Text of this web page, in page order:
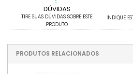
DÚVIDAS
TIRE SUAS DÚVIDAS SOBRE ESTE
PRODUTO
INDIQUE
PRODUTOS RELACIONADOS